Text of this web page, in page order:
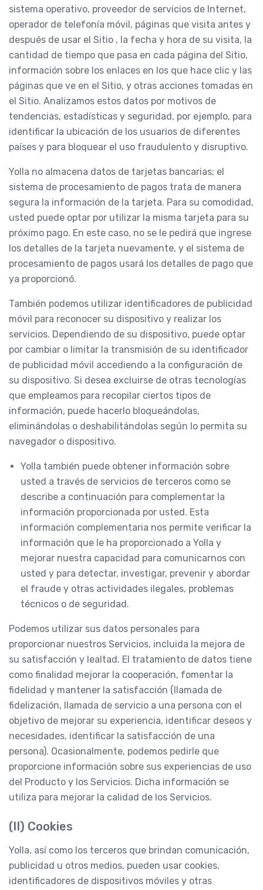
sistema operativo, proveedor de servicios de Internet,
operador de telefonía móvil, páginas que visita antes y
después de usar el Sitio , la fecha y hora de su visita, la
cantidad de tiempo que pasa en cada página del Sitio,
información sobre los enlaces en los que hace clic y las
páginas que ve en el Sitio, y otras acciones tomadas en
el Sitio. Analizamos estos datos por motivos de
tendencias, estadísticas y seguridad, por ejemplo, para
identificar la ubicación de los usuarios de diferentes
países y para bloquear el uso fraudulento y disruptivo.
Yolla no almacena datos de tarjetas bancarias; el
sistema de procesamiento de pagos trata de manera
segura la información de la tarjeta. Para su comodidad,
usted puede optar por utilizar la misma tarjeta para su
próximo pago. En este caso, no se le pedirá que ingrese
los detalles de la tarjeta nuevamente, y el sistema de
procesamiento de pagos usará los detalles de pago que
ya proporcionó.
También podemos utilizar identificadores de publicidad
móvil para reconocer su dispositivo y realizar los
servicios. Dependiendo de su dispositivo, puede optar
por cambiar o limitar la transmisión de su identificador
de publicidad móvil accediendo a la configuración de
su dispositivo. Si desea excluirse de otras tecnologías
que empleamos para recopilar ciertos tipos de
información, puede hacerlo bloqueándolas,
eliminándolas o deshabilitándolas según lo permita su
navegador o dispositivo.
Yolla también puede obtener información sobre
usted a través de servicios de terceros como se
describe a continuación para complementar la
información proporcionada por usted. Esta
información complementaria nos permite verificar la
información que le ha proporcionado a Yolla y
mejorar nuestra capacidad para comunicarnos con
usted y para detectar, investigar, prevenir y abordar
el fraude y otras actividades ilegales, problemas
técnicos o de seguridad.
Podemos utilizar sus datos personales para
proporcionar nuestros Servicios, incluida la mejora de
su satisfacción y lealtad. El tratamiento de datos tiene
como finalidad mejorar la cooperación, fomentar la
fidelidad y mantener la satisfacción (llamada de
fidelización, llamada de servicio a una persona con el
objetivo de mejorar su experiencia, identificar deseos y
necesidades, identificar la satisfacción de una
persona). Ocasionalmente, podemos pedirle que
proporcione información sobre sus experiencias de uso
del Producto y los Servicios. Dicha información se
utiliza para mejorar la calidad de los Servicios.
(II) Cookies
Yolla, así como los terceros que brindan comunicación,
publicidad u otros medios, pueden usar cookies,
identificadores de dispositivos móviles y otras